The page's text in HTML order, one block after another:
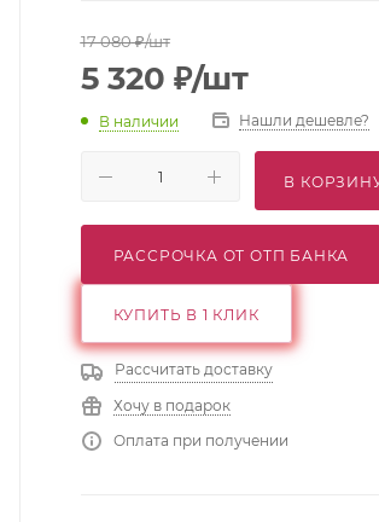
17 080₽/шт
5 320 ₽/шт
В наличии Нашли дешевле?
В
РАССРОЧКА ОТ ОТП БАНКА
КУПИТЬ В 1 КЛИК
Рассчитать доставку
Хочу в подарок
Оплата при получении